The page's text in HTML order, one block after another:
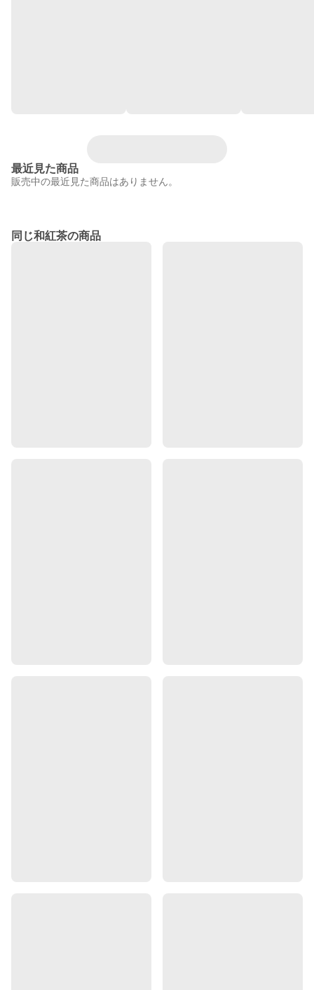
最近見た商品
販売中の最近見た商品はありません。
同じ和紅茶の商品